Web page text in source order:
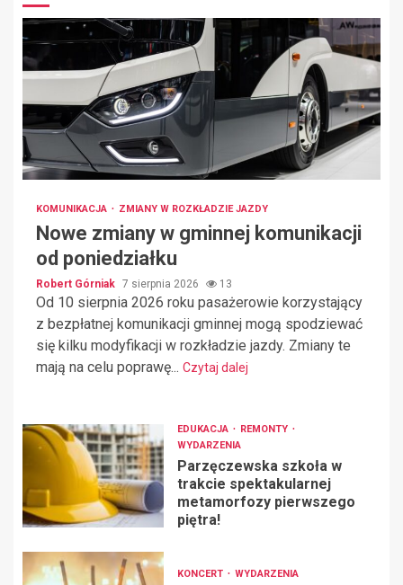
KOMUNIKACJA ZMIANY W ROZKŁADZIE JAZDY
Nowe zmiany w gminnej komunikacji
od poniedziałku
Robert Górniak 7 sierpnia 2026 13
Od 10 sierpnia 2026 roku pasażerowie korzystający
z bezpłatnej komunikacji gminnej mogą spodziewać
się kilku modyfikacji w rozkładzie jazdy. Zmiany te
mają na celu poprawę... Czytaj dalej
EDUKACJA
REMONTY
WYDARZENIA
Parzęczewska szkoła w
trakcie spektakularnej
metamorfozy pierwszego
piętra!
KONCERT WYDARZENIA